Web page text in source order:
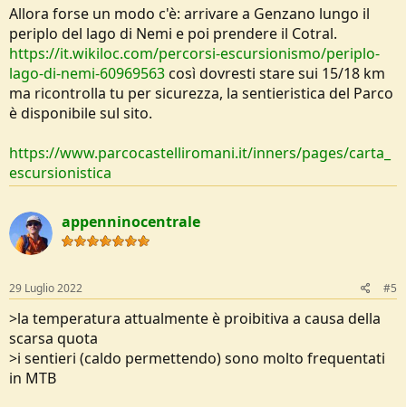
Allora forse un modo c'è: arrivare a Genzano lungo il
periplo del lago di Nemi e poi prendere il Cotral.
https://it.wikiloc.com/percorsi-escursionismo/periplo-
lago-di-nemi-60969563così dovresti stare sui 15/18 km
ma ricontrolla tu per sicurezza, la sentieristica del Parco
è disponibile sul sito.
https://www.parcocastelliromani.it/inners/pages/carta_
escursionistica
appenninocentrale
29 Luglio 2022 #5
>la temperatura attualmente è proibitiva a causa della
scarsa quota
>i sentieri (caldo permettendo) sono molto frequentati
in MTB